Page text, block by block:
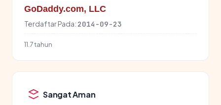
GoDaddy.com, LLC
Terdaftar Pada: 2014-09-23
11.7 tahun
Sangat Aman